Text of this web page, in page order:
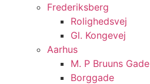
Frederiksberg
Rolighedsvej
Gl. Kongevej
Aarhus
M. P Bruuns Gade
Borggade